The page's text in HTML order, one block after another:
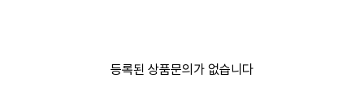
등록된 상품문의가 없습니다